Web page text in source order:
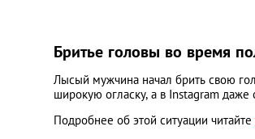
Бритье головы во время
Лысый мужчина начал брить свою
широкую огласку, а в Instagram даже
Подробнее об этой ситуации читайте